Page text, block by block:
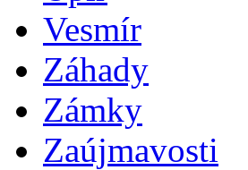
Vesmír
Záhady
Zámky
Zaújmavosti